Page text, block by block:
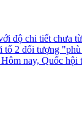
độ chi tiết chưa
tố 2 đối tượng "phù
Hôm nay, Quốc hội